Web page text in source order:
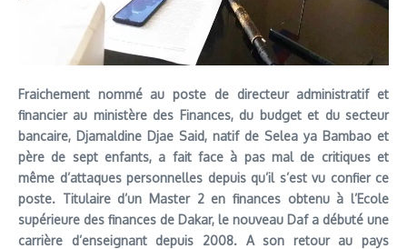
Fraichement nommé au poste de directeur administratif et
financier au ministère des Finances, du budget et du secteur
bancaire, Djamaldine Djae Said, natif de Selea ya Bambao et
père de sept enfants, a fait face à pas mal de critiques et
même d’attaques personnelles depuis qu’il s’est vu confier ce
poste. Titulaire d’un Master 2 en finances obtenu à l’Ecole
supérieure des finances de Dakar, le nouveau Daf a débuté une
carrière d’enseignant depuis 2008. A son retour au pays